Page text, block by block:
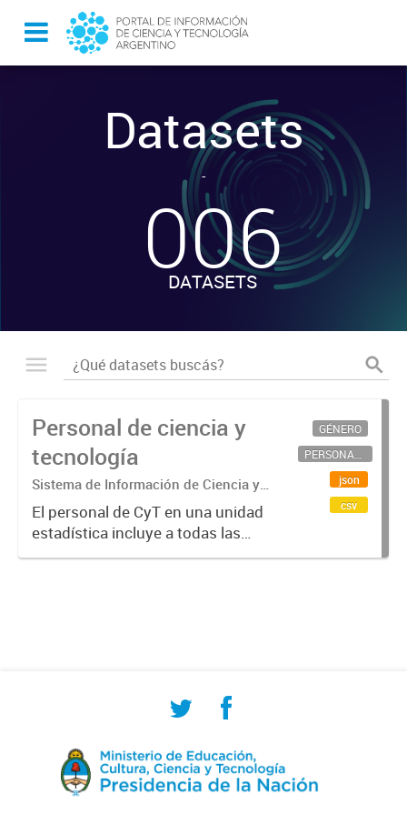
Datasets
-
006
DATASETS
Personal de ciencia y
tecnología
Sistema de Información de Ciencia y
Tecnología Argentino (SICYTAR)
El personal de CyT en una unidad
estadística incluye a todas las
personas involucradas
GÉNERO
PERSONAL CIENTÍFICO-TECNOLÓGICO
json
csv